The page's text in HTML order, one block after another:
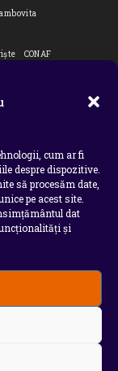
cum ar fi
despre dispozitive.
să procesăm date,
pe acest site.
dat
și
CONAF
ți uita istoria
Primaria Lucieni
PSD Dambovita
Covid-19
de pe acest